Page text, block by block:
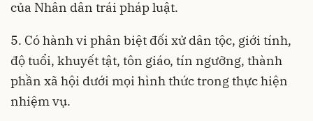
của Nhân dân trái pháp luật.
5. Có hành vi phân biệt đối xử dân tộc, giới tính,
độ tuổi, khuyết tật, tôn giáo, tín ngưỡng, thành
phần xã hội dưới mọi hình thức trong thực hiện
nhiệm vụ.